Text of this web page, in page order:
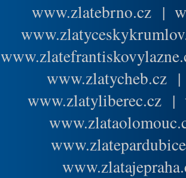
www.zlatebrno.cz |
www.zlatycheb.cz
www.zlatyliberec.cz |